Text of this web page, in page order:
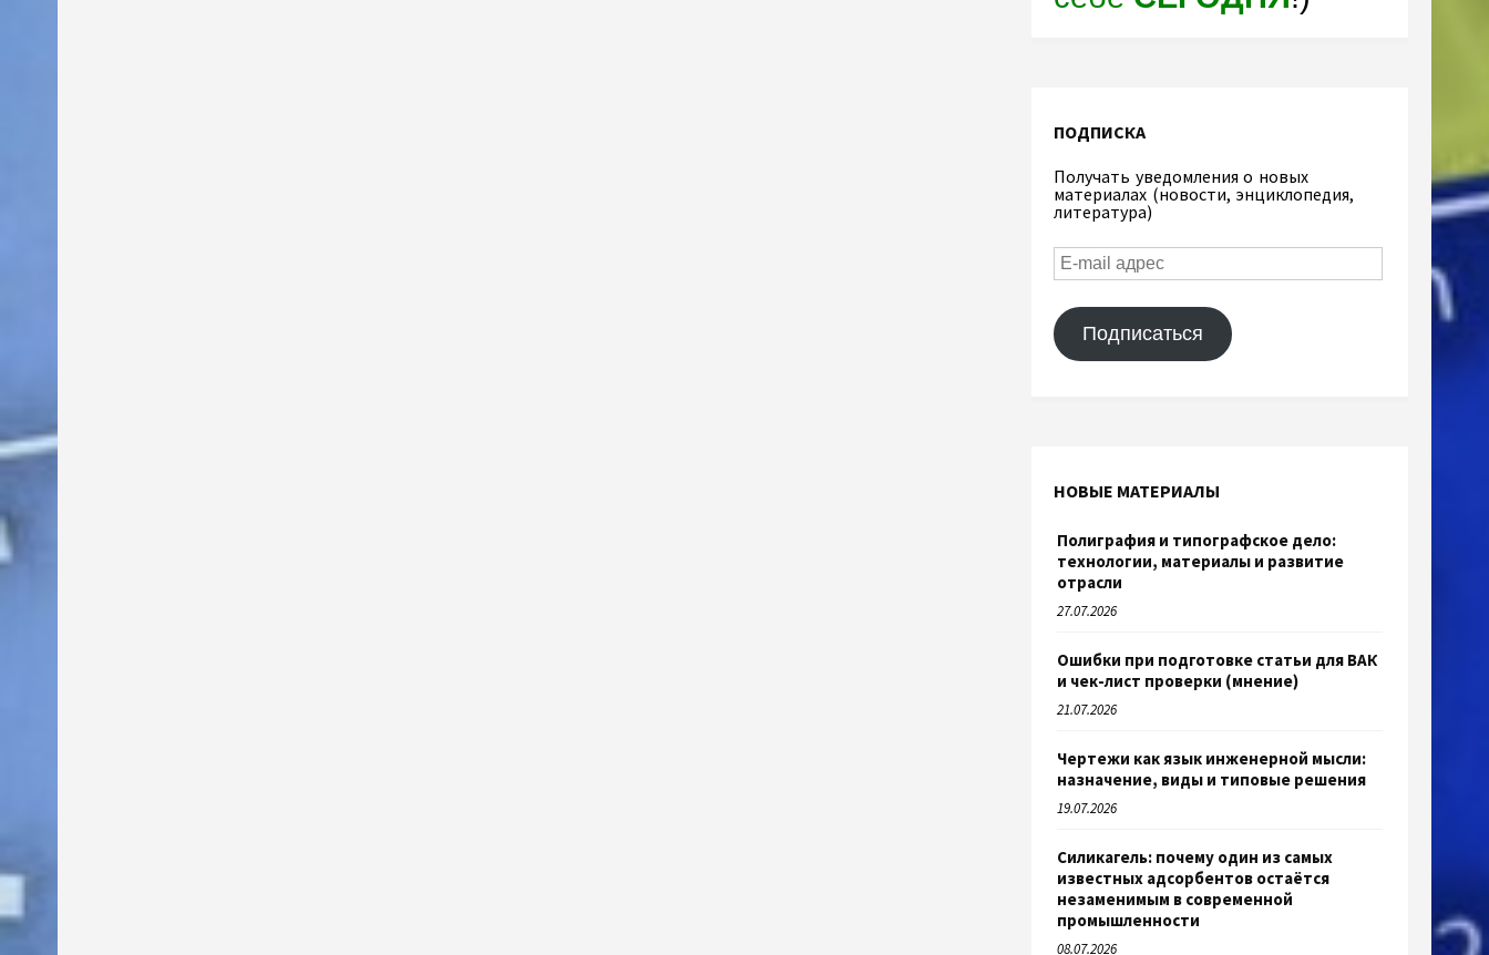
ПОДПИСКА
Получать уведомления о новых
материалах (новости, энциклопедия,
литература)
Подписаться
НОВЫЕ МАТЕРИАЛЫ
Полиграфия и типографское дело:
технологии, материалы и развитие
отрасли
27.07.2026
Ошибки при подготовке статьи для ВАК
и чек-лист проверки (мнение)
21.07.2026
Чертежи как язык инженерной мысли:
назначение, виды и типовые решения
19.07.2026
Силикагель: почему один из самых
известных адсорбентов остаётся
незаменимым в современной
промышленности
08.07.2026